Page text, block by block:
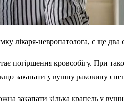
лікаря-невропатолога, є ще два
погіршення кровообігу. При
закапати у вушну раковину
закапати кілька крапель у